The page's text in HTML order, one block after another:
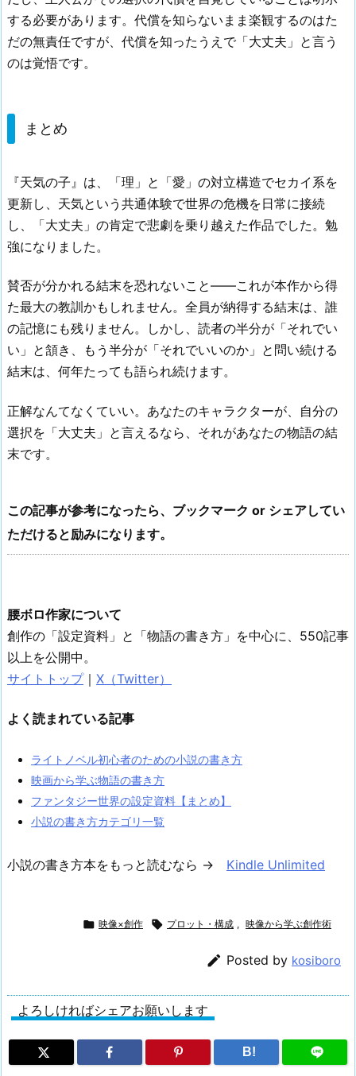
する必要があります。代償を知らないまま楽観するのはた
だの無責任ですが、代償を知ったうえで「大丈夫」と言う
のは覚悟です。
まとめ
『天気の子』は、「理」と「愛」の対立構造でセカイ系を
更新し、天気という共通体験で世界の危機を日常に接続
し、「大丈夫」の肯定で悲劇を乗り越えた作品でした。勉
強になりました。
賛否が分かれる結末を恐れないこと——これが本作から得
た最大の教訓かもしれません。全員が納得する結末は、誰
の記憶にも残りません。しかし、読者の半分が「それでい
い」と頷き、もう半分が「それでいいのか」と問い続ける
結末は、何年たっても語られ続けます。
正解なんてなくていい。あなたのキャラクターが、自分の
選択を「大丈夫」と言えるなら、それがあなたの物語の結
末です。
この記事が参考になったら、ブックマーク or シェアしてい
ただけると励みになります。
腰ボロ作家について
創作の「設定資料」と「物語の書き方」を中心に、550記事
以上を公開中。
サイトトップ｜ X（Twitter）
よく読まれている記事
ライトノベル初心者のための小説の書き方
映画から学ぶ物語の書き方
ファンタジー世界の設定資料【まとめ】
小説の書き方カテゴリ一覧
小説の書き方本をもっと読むなら → Kindle Unlimited
 映像×創作  プロット・構成 , 映像から学ぶ創作術
 Posted by kosiboro
よろしければシェアお願いします
B!